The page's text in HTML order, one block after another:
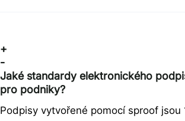
+
-
Jaké standardy elektronického
pro podniky?
Podpisy vytvořené pomocí sproof jsou